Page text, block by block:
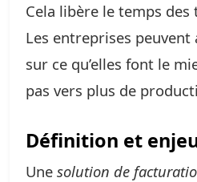
Cela libère le temps
Les entreprises
sur ce qu’elles font le
pas vers plus de
Définition et
Une solution de